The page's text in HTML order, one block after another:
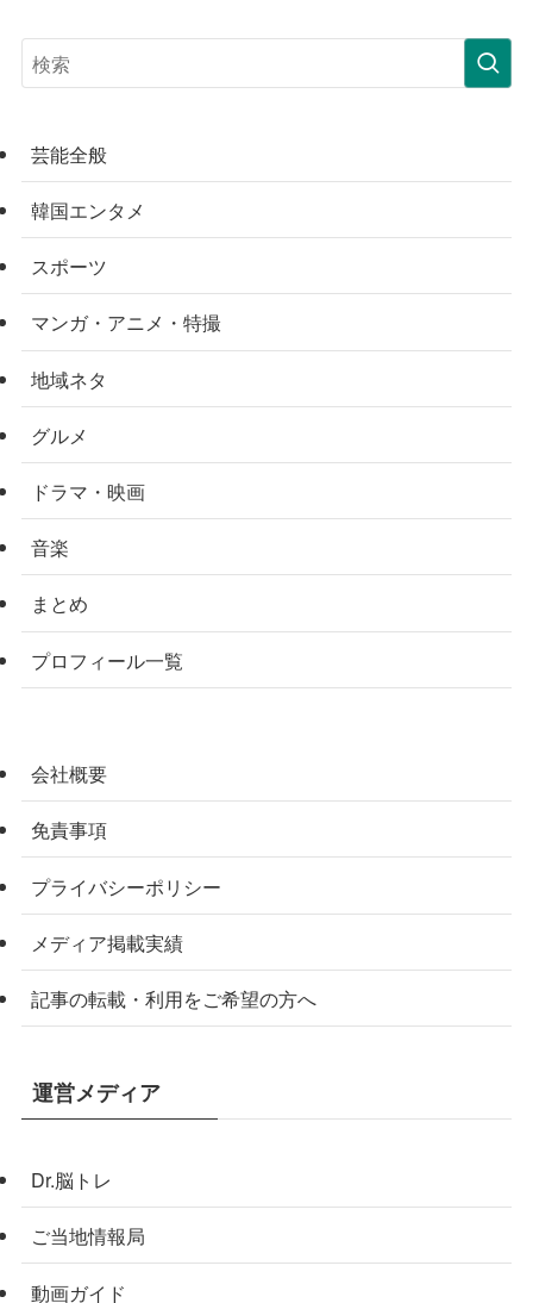
芸能全般
韓国エンタメ
スポーツ
マンガ・アニメ・特撮
地域ネタ
グルメ
ドラマ・映画
音楽
まとめ
プロフィール一覧
会社概要
免責事項
プライバシーポリシー
メディア掲載実績
記事の転載・利用をご希望の方へ
運営メディア
Dr.脳トレ
ご当地情報局
動画ガイド